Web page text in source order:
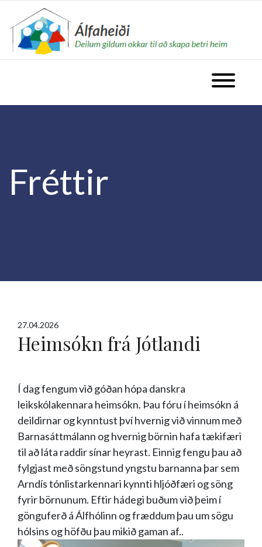
fara á forsíðu
Opna
Fréttir
27.04.2026
Heimsókn frá Jótlandi
Í dag fengum við góðan hópa danskra
leikskólakennara heimsókn. Þau fóru í heimsókn á
deildirnar og kynntust því hvernig við vinnum með
Barnasáttmálann og hvernig börnin hafa tækifæri
til að láta raddir sínar heyrast. Einnig fengu þau að
fylgjast með söngstund yngstu barnanna þar sem
Arndís tónlistarkennari kynnti hljóðfæri og söng
fyrir börnunum. Eftir hádegi buðum við þeim í
gönguferð á Álfhólinn og fræddum þau um sögu
hólsins og höfðu þau mikið gaman af..